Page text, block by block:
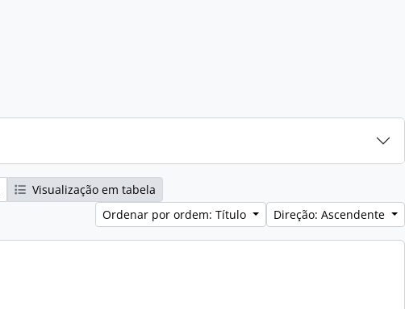
Visualização em tabela
Ordenar por ordem: Título
Direção: Ascendente